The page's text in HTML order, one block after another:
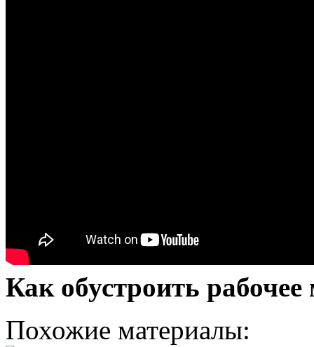
Как обустроить
Похожие материалы: